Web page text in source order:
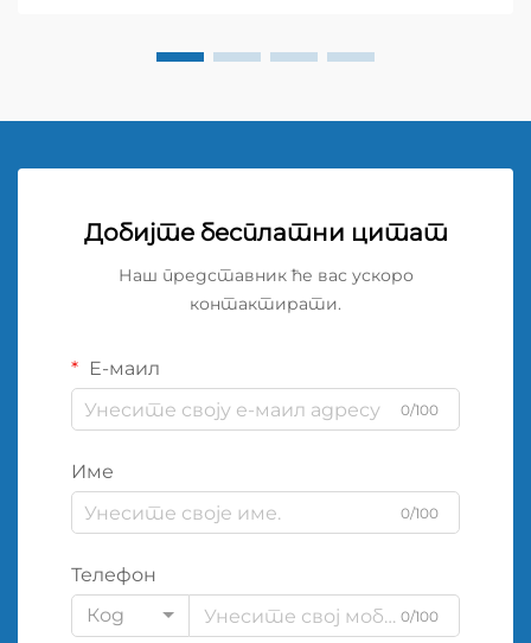
Добијте бесплатни цитат
Наш представник ће вас ускоро
контактирати.
Е-маил
0/100
Име
0/100
Телефон
Код
0/100